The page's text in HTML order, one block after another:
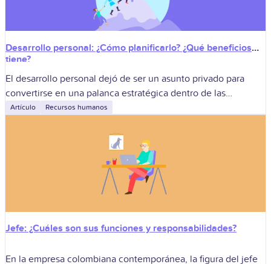
Desarrollo personal: ¿Cómo planificarlo? ¿Qué beneficios
tiene?
El desarrollo personal dejó de ser un asunto privado para
convertirse en una palanca estratégica dentro de las
empresas colombianas. Cuando una organización entiende
Artículo Recursos humanos
Jefe: ¿Cuáles son sus funciones y responsabilidades?
En la empresa colombiana contemporánea, la figura del jefe